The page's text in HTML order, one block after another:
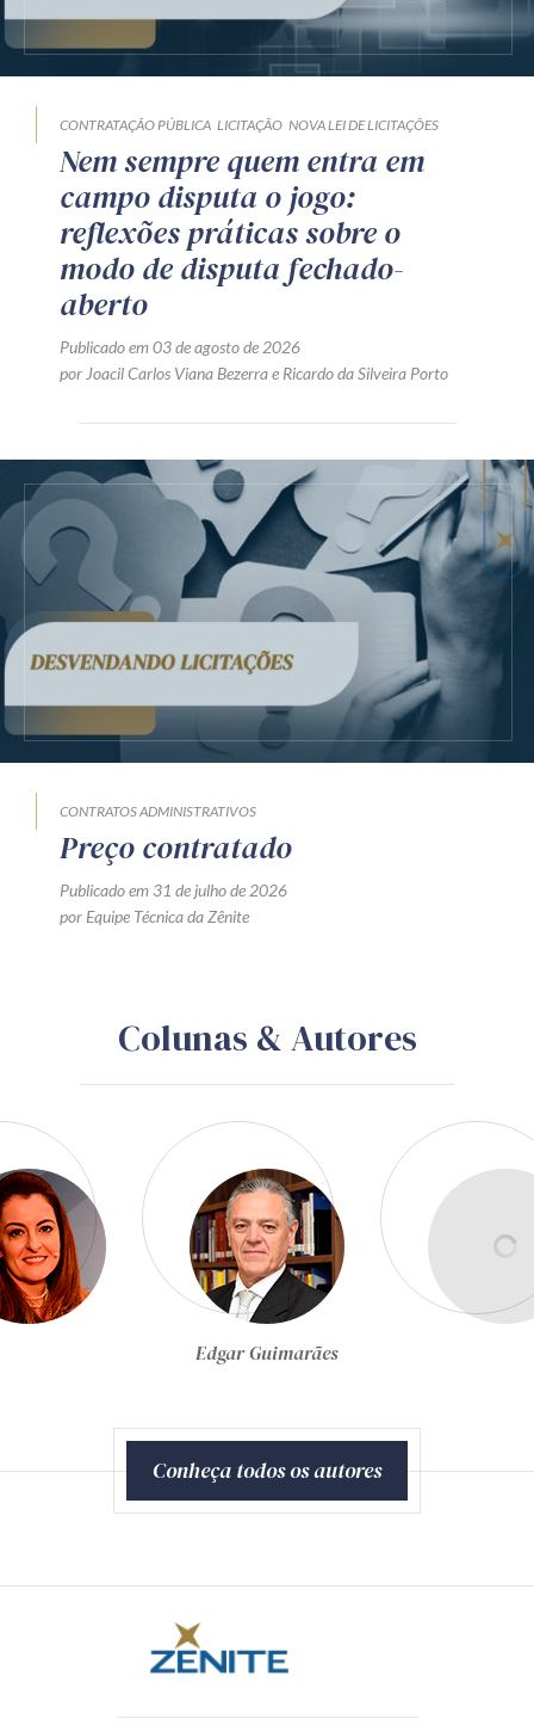
CONTRATAÇÃO PÚBLICA LICITAÇÃO NOVA LEI DE LICITAÇÕES
Nem sempre quem entra em
campo disputa o jogo:
reflexões práticas sobre o
modo de disputa fechado-
aberto
Publicado em 03 de agosto de 2026
por Joacil Carlos Viana Bezerrae Ricardo da Silveira Porto
CONTRATOS ADMINISTRATIVOS
Preço contratado
Publicado em 31 de julho de 2026
por Equipe Técnica da Zênite
Colunas & Autores
Egon Bockmann Moreira
Conheça todos os autores